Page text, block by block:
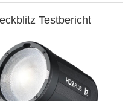
Testbericht